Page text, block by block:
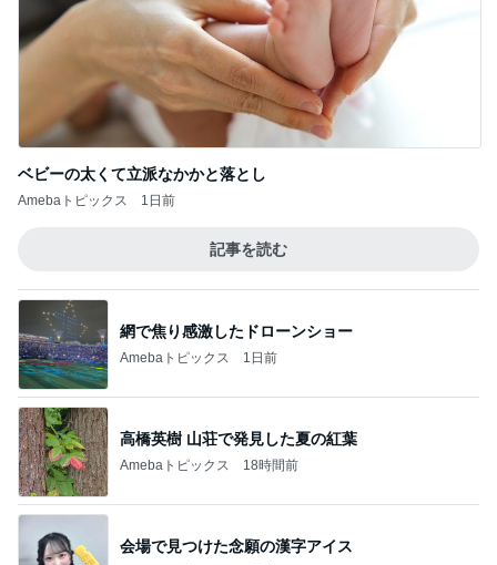
記事を読む
網で焦り感激したドローンショー
Amebaトピックス
Amebaトピックス 18時間前
会場で見つけた念願の漢字アイス
Amebaトピックス 2日前
渋滞の帰りに息子と食べたラーメン
Amebaトピックス 1日前